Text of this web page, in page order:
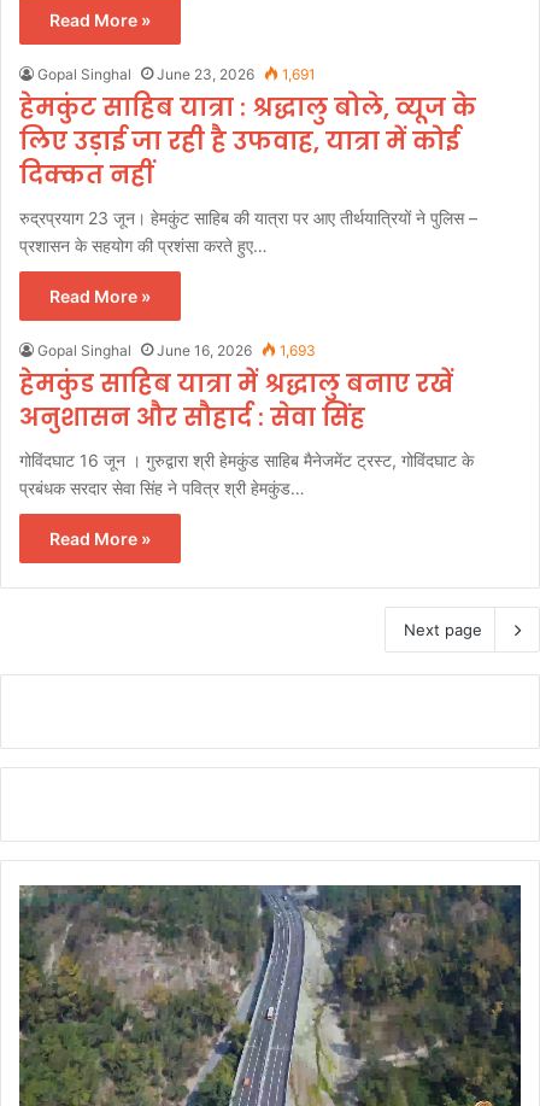
Read More »
Gopal Singhal June 23, 2026 1,691
हेमकुंट साहिब यात्रा : श्रद्धालु बोले, व्यूज के
लिए उड़ाई जा रही है उफवाह, यात्रा में कोई
दिक्कत नहीं
रुद्रप्रयाग 23 जून। हेमकुंट साहिब की यात्रा पर आए तीर्थयात्रियों ने पुलिस –
प्रशासन के सहयोग की प्रशंसा करते हुए…
Read More »
Gopal Singhal June 16, 2026 1,693
हेमकुंड साहिब यात्रा में श्रद्धालु बनाए रखें
अनुशासन और सौहार्द : सेवा सिंह
गोविंदघाट 16 जून । गुरुद्वारा श्री हेमकुंड साहिब मैनेजमेंट ट्रस्ट, गोविंदघाट के
प्रबंधक सरदार सेवा सिंह ने पवित्र श्री हेमकुंड…
Read More »
Next page